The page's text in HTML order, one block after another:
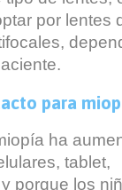
por lentes
para
ha
tablet,
porque los